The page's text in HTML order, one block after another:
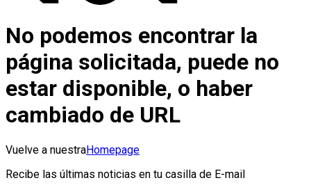
No podemos encontrar la
página solicitada, puede no
estar disponible, o haber
cambiado de URL
Vuelve a nuestraHomepage
Recibe las últimas noticias en tu casilla de E-mail